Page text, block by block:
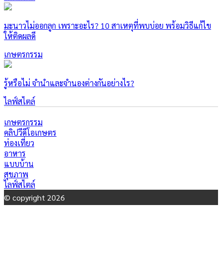
มะนาวไม่ออกลูก เพราะอะไร? 10 สาเหตุที่พบบ่อย พร้อมวิธีแก้ไข
ให้ติดผลดี
เกษตรกรรม
รู้หรือไม่ จำนำและจำนองต่างกันอย่างไร?
ไลฟ์สไตล์
เกษตรกรรม
คลิปวีดีโอเกษตร
ท่องเที่ยว
อาหาร
แบบบ้าน
สุขภาพ
ไลฟ์สไตล์
© copyright 2026